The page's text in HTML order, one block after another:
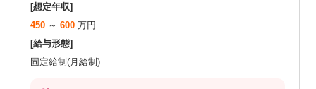
[想定年収]
450 ～600 万円
[給与形態]
固定給制(月給制)